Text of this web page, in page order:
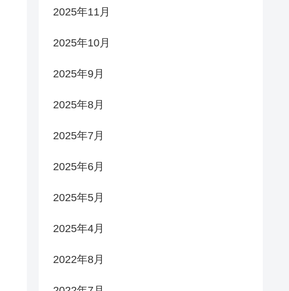
2025年11月
2025年10月
2025年9月
2025年8月
2025年7月
2025年6月
2025年5月
2025年4月
2022年8月